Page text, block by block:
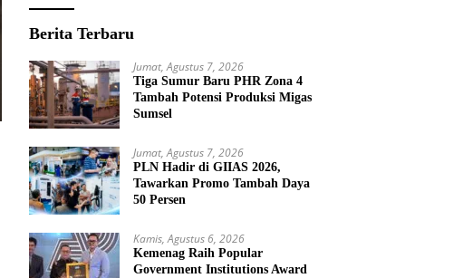
Berita Terbaru
Jumat, Agustus 7, 2026
Tiga Sumur Baru PHR Zona 4
Tambah Potensi Produksi Migas
Sumsel
Jumat, Agustus 7, 2026
PLN Hadir di GIIAS 2026,
Tawarkan Promo Tambah Daya
50 Persen
Kamis, Agustus 6, 2026
Kemenag Raih Popular
Government Institutions Award